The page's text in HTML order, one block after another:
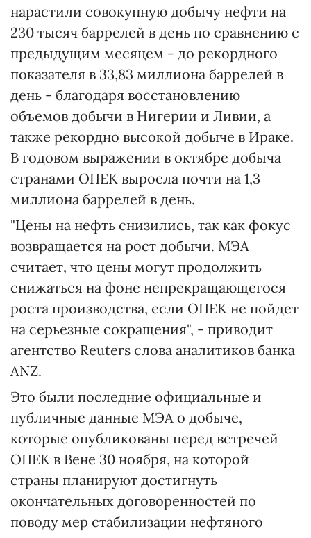
нарастили совокупную добычу нефти на
230 тысяч баррелей в день по сравнению с
предыдущим месяцем - до рекордного
показателя в 33,83 миллиона баррелей в
день - благодаря восстановлению
объемов добычи в Нигерии и Ливии, а
также рекордно высокой добыче в Ираке.
В годовом выражении в октябре добыча
странами ОПЕК выросла почти на 1,3
миллиона баррелей в день.
"Цены на нефть снизились, так как фокус
возвращается на рост добычи. МЭА
считает, что цены могут продолжить
снижаться на фоне непрекращающегося
роста производства, если ОПЕК не пойдет
на серьезные сокращения", - приводит
агентство Reuters слова аналитиков банка
ANZ.
Это были последние официальные и
публичные данные МЭА о добыче,
которые опубликованы перед встречей
ОПЕК в Вене 30 ноября, на которой
страны планируют достигнуть
окончательных договоренностей по
поводу мер стабилизации нефтяного